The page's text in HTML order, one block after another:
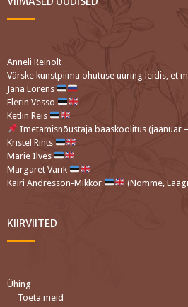
Anneli Reinolt
Värske kunstpiima ohutuse uuring leidis, et
Jana Lorens
Elerin Vesso
Ketlin Reis
Imetamisnõustaja baaskoolitus (jaanuar
Kristel Rints
Marie Ilves
Margaret Varik
Kairi Andresson-Mikkor
(Nõmme,
KIIRVIITED
Ühing
Toeta meid